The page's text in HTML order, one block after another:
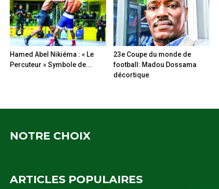
Hamed Abel Nikiéma : « Le
Percuteur » Symbole de...
23e Coupe du monde de
football: Madou Dossama
décortique
NOTRE CHOIX
ARTICLES POPULAIRES